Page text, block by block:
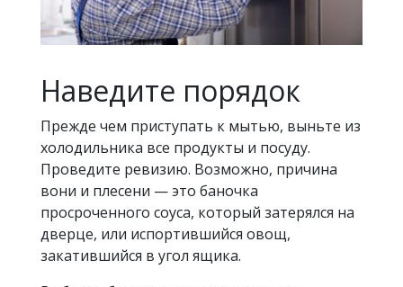
Наведите порядок
Прежде чем приступать к мытью, выньте из
холодильника все продукты и посуду.
Проведите ревизию. Возможно, причина
вони и плесени — это баночка
просроченного соуса, который затерялся на
дверце, или испортившийся овощ,
закатившийся в угол ящика.